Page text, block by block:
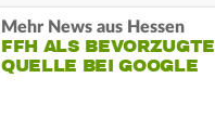
Mehr News aus Hessen
FFH ALS BEVORZUGTE
QUELLE BEI GOOGLE